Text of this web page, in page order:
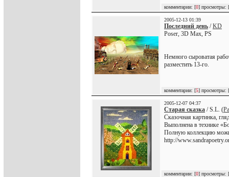
комментарии: [0] просмотры: [
2005-12-13 01:39
Последний день /KD
Poser, 3D Max, PS
Немного сыроватая
разместить 13-го.
комментарии: [5] просмотры: [
2005-12-07 04:37
Старая сказка / S.L. (
Сказочная картинка,
Выполнена в технике
Полную коллекцию
http://
комментарии: [0] просмотры: [